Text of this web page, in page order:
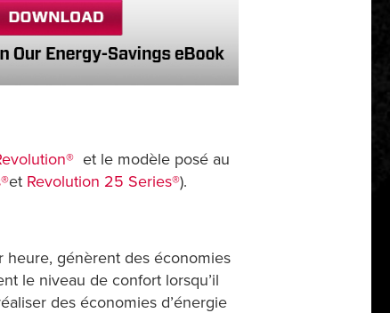
et le modèle posé au
et Revolution 25 Series®).
heure, génèrent des économies
le niveau de confort lorsqu’il
des économies d’énergie